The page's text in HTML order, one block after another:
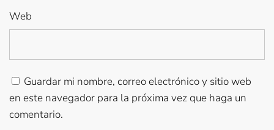
Web
Guardar mi nombre, correo electrónico y sitio web
en este navegador para la próxima vez que haga un
comentario.